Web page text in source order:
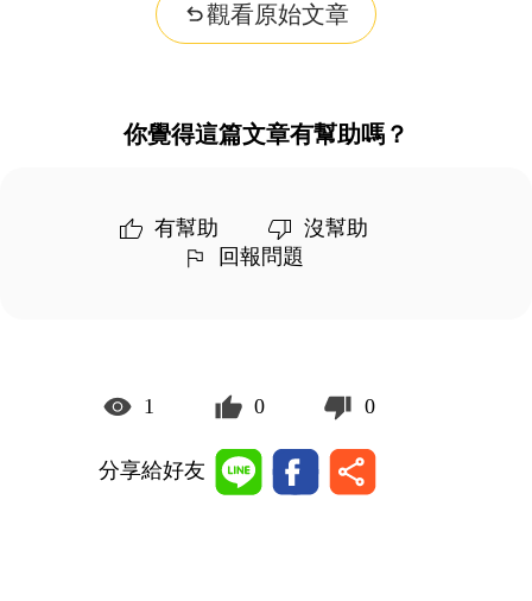
觀看原始文章
你覺得這篇文章有幫助嗎？
有幫助
沒幫助
回報問題
1 0 0
分享給好友